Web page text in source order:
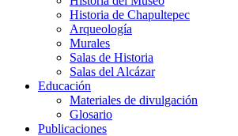
Historia de Chapultepec
Arqueología
Murales
Salas de Historia
Salas del Alcázar
Educación
Materiales de divulgación
Glosario
Publicaciones